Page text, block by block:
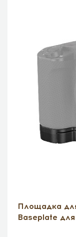
Площадка
Baseplate для